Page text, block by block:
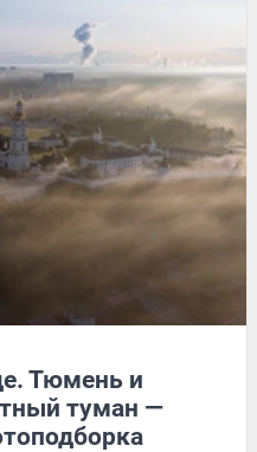
Тюмень и
туман —